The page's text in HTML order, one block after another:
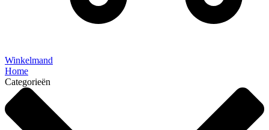
Winkelmand
Home
Categorieën